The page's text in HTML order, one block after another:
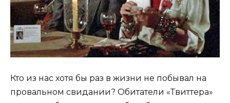
Кто из нас хотя бы раз в жизни не побывал на
провальном свидании? Обитатели «Твиттера»